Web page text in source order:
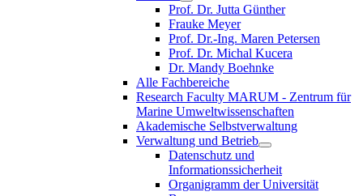
Prof. Dr. Jutta Günther
Frauke Meyer
Prof. Dr.-Ing. Maren Petersen
Prof. Dr. Michal Kucera
Dr. Mandy Boehnke
Alle Fachbereiche
Research Faculty MARUM - Zentrum für
Marine Umweltwissenschaften
Akademische Selbstverwaltung
Verwaltung und Betrieb
Datenschutz und
Informationssicherheit
Organigramm der Universität